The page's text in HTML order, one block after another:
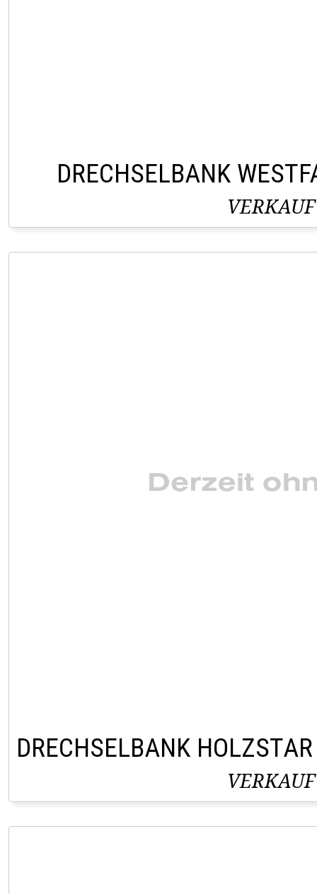
DRECHSELBANK
DRECHSELBANK